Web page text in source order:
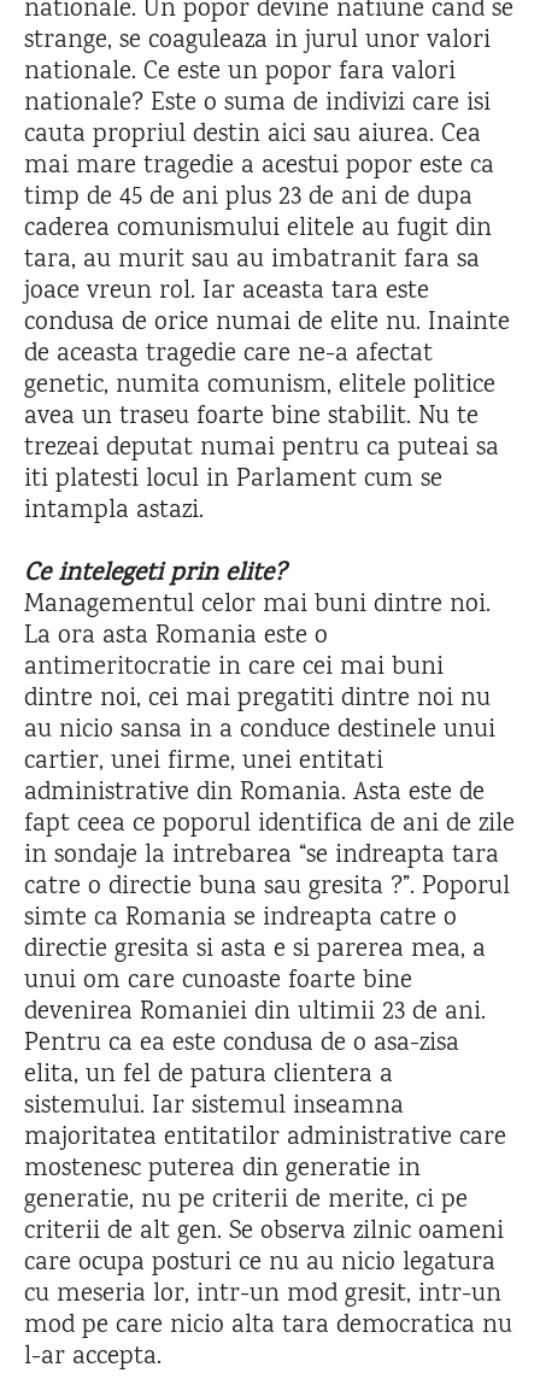
nationale. Un popor devine natiune cand se
strange, se coaguleaza in jurul unor valori
nationale. Ce este un popor fara valori
nationale? Este o suma de indivizi care isi
cauta propriul destin aici sau aiurea. Cea
mai mare tragedie a acestui popor este ca
timp de 45 de ani plus 23 de ani de dupa
caderea comunismului elitele au fugit din
tara, au murit sau au imbatranit fara sa
joace vreun rol. Iar aceasta tara este
condusa de orice numai de elite nu. Inainte
de aceasta tragedie care ne-a afectat
genetic, numita comunism, elitele politice
avea un traseu foarte bine stabilit. Nu te
trezeai deputat numai pentru ca puteai sa
iti platesti locul in Parlament cum se
intampla astazi.
Ce intelegeti prin elite?
Managementul celor mai buni dintre noi.
La ora asta Romania este o
antimeritocratie in care cei mai buni
dintre noi, cei mai pregatiti dintre noi nu
au nicio sansa in a conduce destinele unui
cartier, unei firme, unei entitati
administrative din Romania. Asta este de
fapt ceea ce poporul identifica de ani de zile
in sondaje la intrebarea “se indreapta tara
catre o directie buna sau gresita ?”. Poporul
simte ca Romania se indreapta catre o
directie gresita si asta e si parerea mea, a
unui om care cunoaste foarte bine
devenirea Romaniei din ultimii 23 de ani.
Pentru ca ea este condusa de o asa-zisa
elita, un fel de patura clientera a
sistemului. Iar sistemul inseamna
majoritatea entitatilor administrative care
mostenesc puterea din generatie in
generatie, nu pe criterii de merite, ci pe
criterii de alt gen. Se observa zilnic oameni
care ocupa posturi ce nu au nicio legatura
cu meseria lor, intr-un mod gresit, intr-un
mod pe care nicio alta tara democratica nu
l-ar accepta.